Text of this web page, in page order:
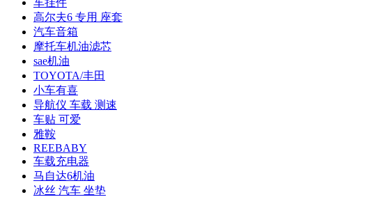
车挂件
高尔夫6 专用 座套
汽车音箱
摩托车机油滤芯
sae机油
TOYOTA/丰田
小车有喜
导航仪 车载 测速
车贴 可爱
雅鞍
REEBABY
车载充电器
马自达6机油
冰丝 汽车 坐垫